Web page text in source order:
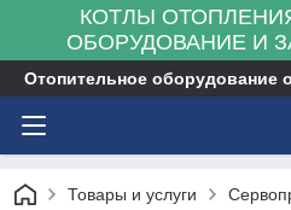
КОТЛЫ
ОБОРУДОВАНИЕ И
Отопительное оборудование
Товары и услуги